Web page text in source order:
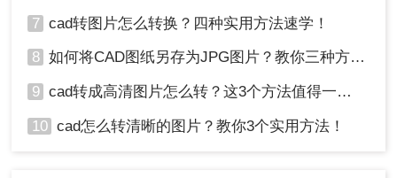
7 cad转图片怎么转换？四种实用方法速学！
8 如何将CAD图纸另存为JPG图片？教你三种方法轻松搞定！
9 cad转成高清图片怎么转？这3个方法值得一试！
10 cad怎么转清晰的图片？教你3个实用方法！